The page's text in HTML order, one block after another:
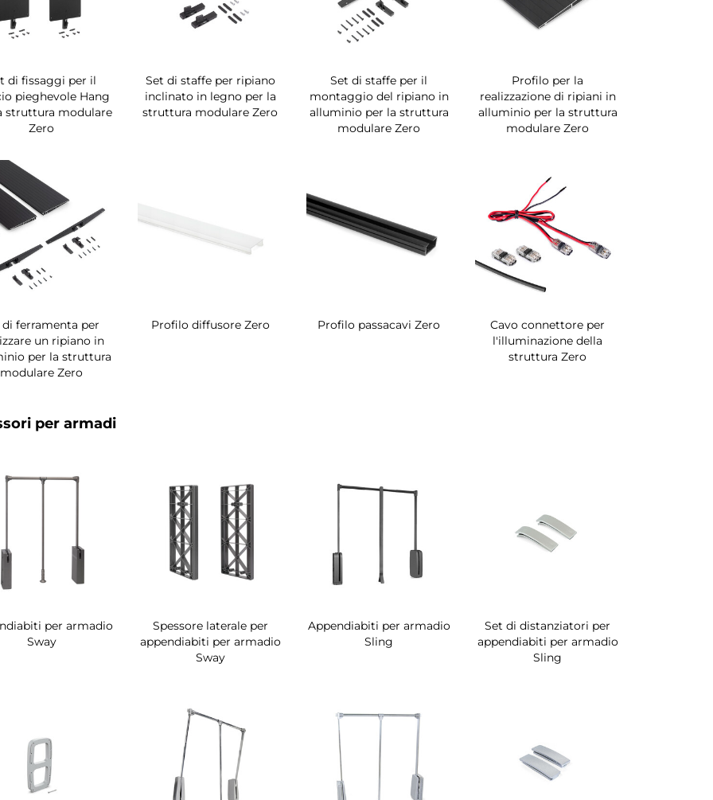
di fissaggi per il
pieghevole Hang
struttura modulare
Zero
Set di staffe per ripiano
inclinato in legno per la
struttura modulare Zero
Set di staffe per il
montaggio del ripiano in
alluminio per la struttura
modulare Zero
Profilo per la
realizzazione di ripiani in
alluminio per la struttura
modulare Zero
ferramenta per
un ripiano in
per la struttura
modulare Zero
Profilo diffusore Zero Profilo passacavi Zero
Cavo connettore per
l'illuminazione della
struttura Zero
per armadi
per armadio
Sway
Spessore laterale per
appendiabiti per armadio
Sway
Appendiabiti per armadio
Sling
Set di distanziatori per
appendiabiti per armadio
Sling